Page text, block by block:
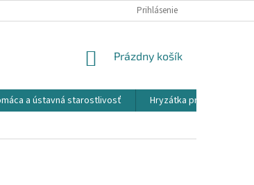
Prihlásenie
NÁKUPNÝ
Prázdny košík
a ústavná starostlivosť
Hryzátka pre detičky